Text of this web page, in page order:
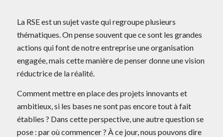
La RSE est un sujet vaste qui regroupe plusieurs
thématiques. On pense souvent que ce sont les grandes
actions qui font de notre entreprise une organisation
engagée, mais cette manière de penser donne une vision
réductrice de la réalité.
Comment mettre en place des projets innovants et
ambitieux, si les bases ne sont pas encore tout à fait
établies ? Dans cette perspective, une autre question se
pose : par où commencer ? À ce jour, nous pouvons dire